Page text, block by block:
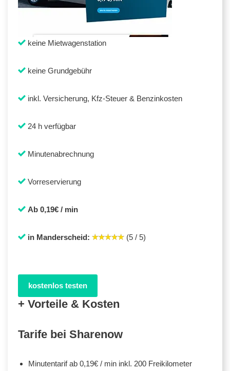
keine Mietwagenstation
keine Grundgebühr
inkl. Versicherung, Kfz-Steuer & Benzinkosten
24 h verfügbar
Minutenabrechnung
Vorreservierung
Ab 0,19€ / min
in Manderscheid: (5 / 5)
kostenlos testen
+ Vorteile & Kosten
Tarife bei Sharenow
Minutentarif ab 0,19€ / min inkl. 200 Freikilometer